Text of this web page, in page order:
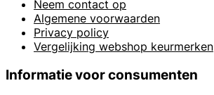
Neem contact op
Algemene voorwaarden
Privacy policy
Vergelijking webshop keurmerken
Informatie voor consumenten